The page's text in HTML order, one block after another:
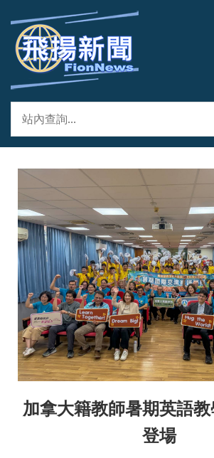
加拿大籍教師暑期英語
登場